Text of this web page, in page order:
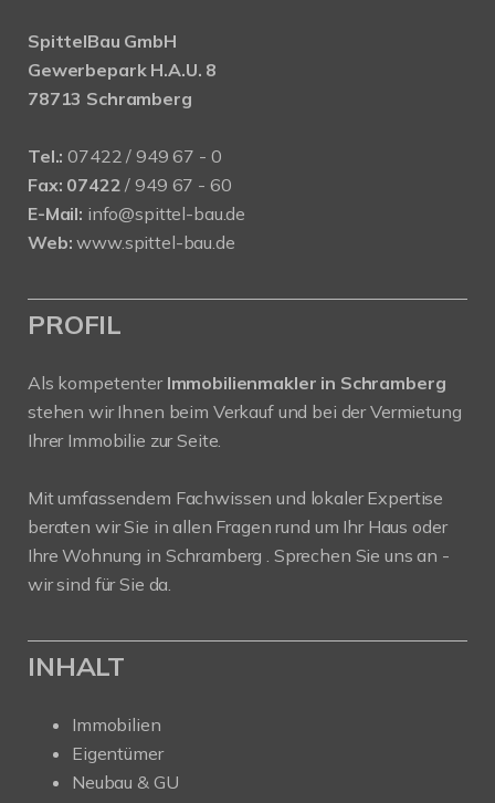
SpittelBau GmbH
Gewerbepark H.A.U. 8
78713 Schramberg
Tel.: 07422 / 949 67 - 0
Fax: 07422 / 949 67 - 60
E-Mail: info@spittel-bau.de
Web: www.spittel-bau.de
PROFIL
Als kompetenter Immobilienmakler in Schramberg
stehen wir Ihnen beim Verkauf und bei der Vermietung
Ihrer Immobilie zur Seite.
Mit umfassendem Fachwissen und lokaler Expertise
beraten wir Sie in allen Fragen rund um Ihr Haus oder
Ihre Wohnung in Schramberg . Sprechen Sie uns an -
wir sind für Sie da.
INHALT
Immobilien
Eigentümer
Neubau & GU